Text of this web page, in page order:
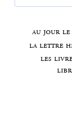
au jour
la lettre
les